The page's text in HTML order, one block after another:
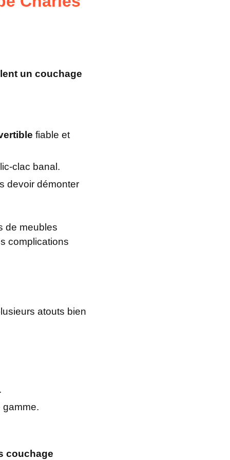
un couchage
fiable et
clac banal.
devoir démonter
de meubles
complications
atouts bien
gamme.
couchage